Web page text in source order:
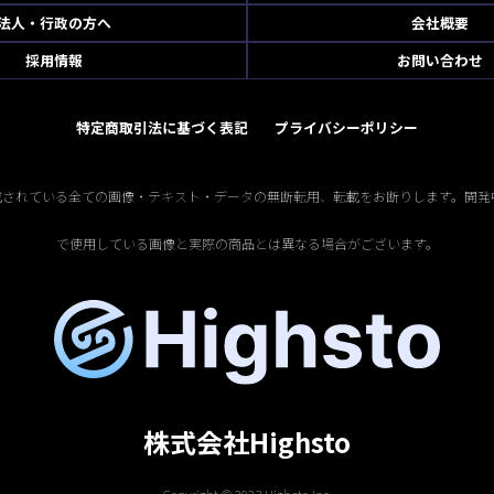
人・行政の方へ
会社概要
採用情報
お問い合わせ
特定商取引法に基づく表記 プライバシーポリシー
れている全ての画像・テキスト・データの無断転用、転載をお断りします。開
で使用している画像と実際の商品とは異なる場合がございます。
株式会社Highsto